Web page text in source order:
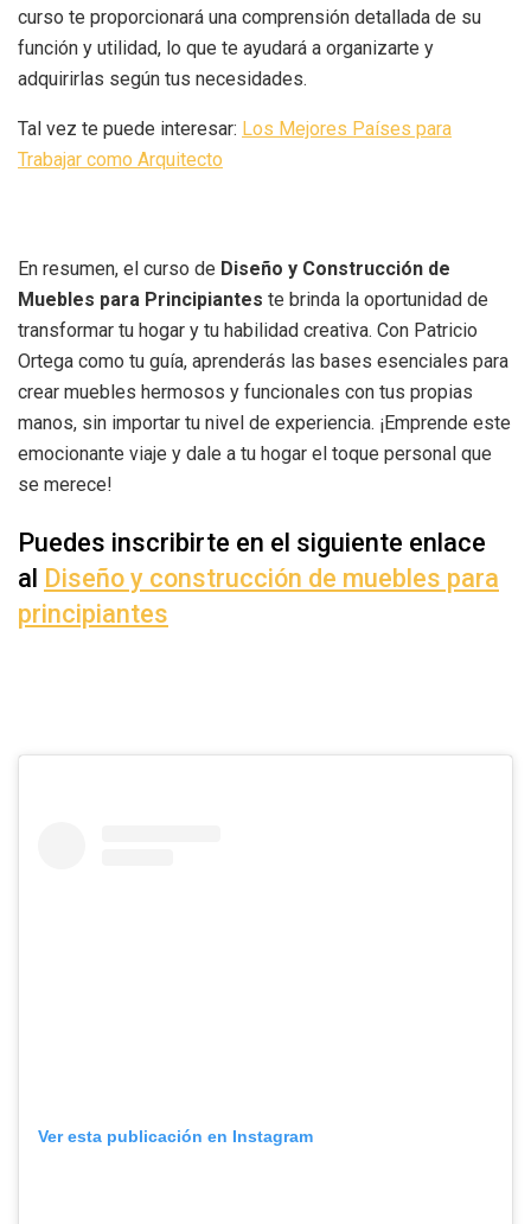
curso te proporcionará una comprensión detallada de su
función y utilidad, lo que te ayudará a organizarte y
adquirirlas según tus necesidades.
Tal vez te puede interesar: Los Mejores Países para
Trabajar como Arquitecto
En resumen, el curso de Diseño y Construcción de
Muebles para Principiantes te brinda la oportunidad de
transformar tu hogar y tu habilidad creativa. Con Patricio
Ortega como tu guía, aprenderás las bases esenciales para
crear muebles hermosos y funcionales con tus propias
manos, sin importar tu nivel de experiencia. ¡Emprende este
emocionante viaje y dale a tu hogar el toque personal que
se merece!
Puedes inscribirte en el siguiente enlace
al Diseño y construcción de muebles para
principiantes
Ver esta publicación en Instagram